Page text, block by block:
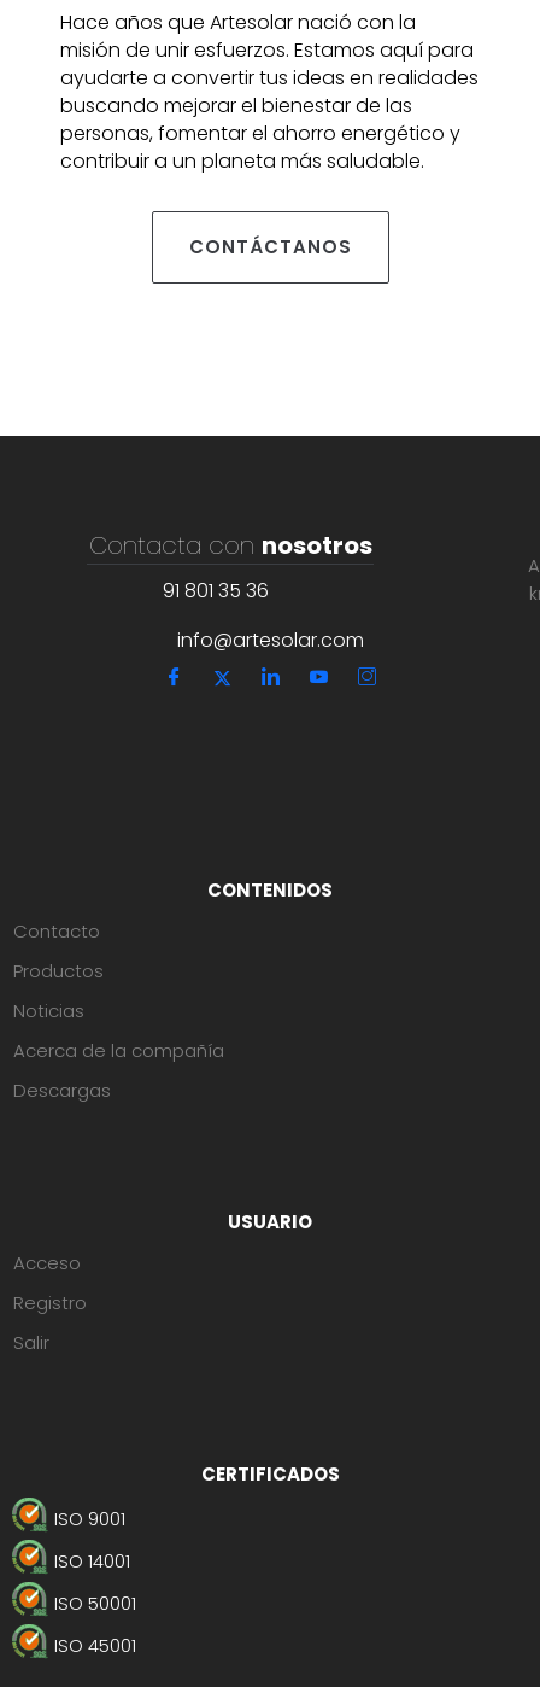
Hace años que Artesolar nació con la
misión de unir esfuerzos. Estamos aquí para
ayudarte a convertir tus ideas en realidades
buscando mejorar el bienestar de las
personas, fomentar el ahorro energético y
contribuir a un planeta más saludable.
CONTÁCTANOS
Contacta con nosotros
91 801 35 36
info@artesolar.com
CONTENIDOS
Contacto
Productos
Noticias
Acerca de la compañía
Descargas
USUARIO
Acceso
Registro
Salir
CERTIFICADOS
ISO 9001
ISO 14001
ISO 50001
ISO 45001